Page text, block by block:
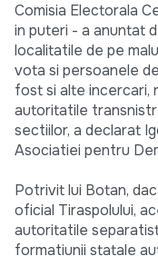
Comisia Electorala
in puteri - a anuntat
localitatile de pe
vota si persoanele
fost si alte incercari,
autoritatile
sectiilor, a declarat
Asociatiei pentru
Potrivit lui Botan,
oficial Tiraspolului,
autoritatile
formatiunii statale